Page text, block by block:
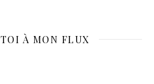
À MON FLUX